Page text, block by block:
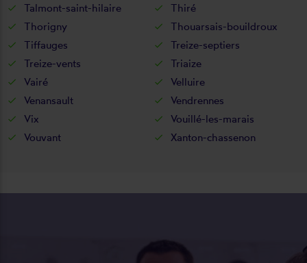
Talmont-saint-hilaire
Thiré
Thorigny
Thouarsais-bouildroux
Tiffauges
Treize-septiers
Treize-vents
Triaize
Vairé
Velluire
Venansault
Vendrennes
Vix
Vouillé-les-marais
Vouvant
Xanton-chassenon